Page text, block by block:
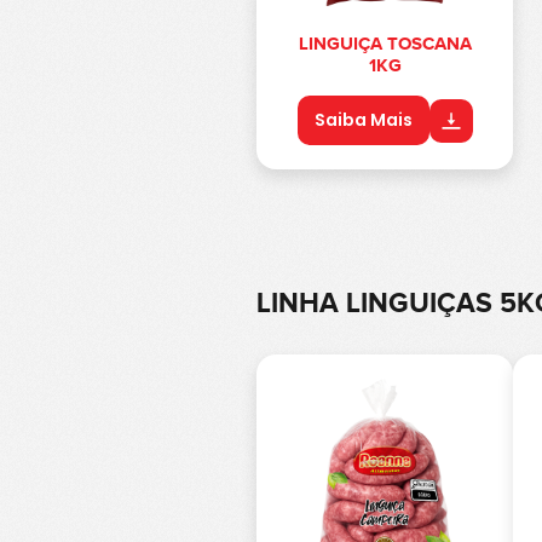
LINGUIÇA TOSCANA
1KG
Saiba Mais
LINHA LINGUIÇAS